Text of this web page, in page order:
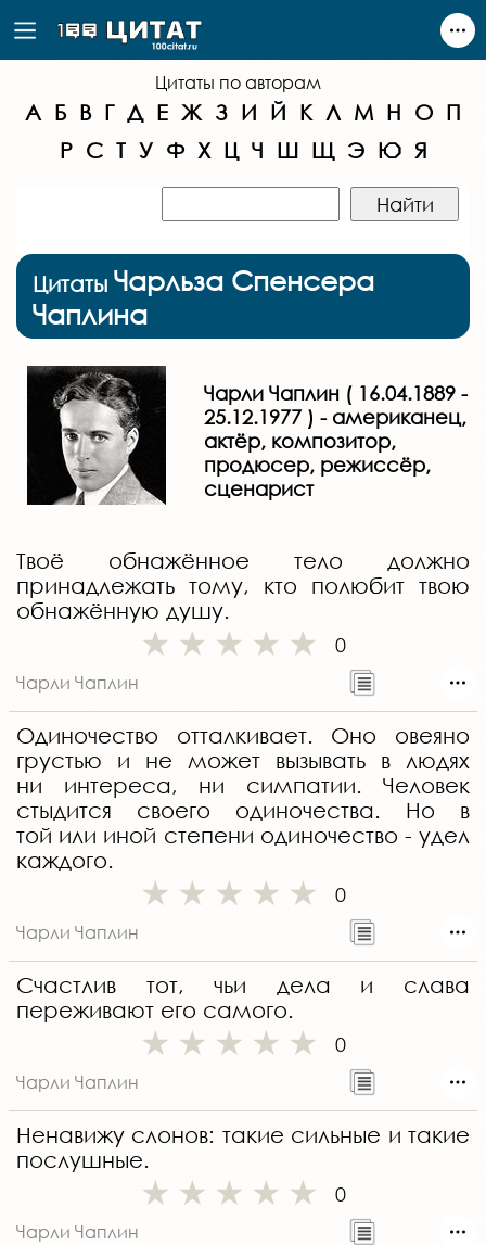
Цитаты по авторам
А Б В Г Д Е Ж З И Й К Л М Н О П
Р С Т У Ф Х Ц Ч Ш Щ Э Ю Я
Цитаты Чарльза Спенсера
Чаплина
Чарли Чаплин ( 16.04.1889 -
25.12.1977 ) - американец,
актёр, композитор,
продюсер, режиссёр,
сценарист
Твоё обнажённое тело должно
принадлежать тому, кто полюбит твою
обнажённую душу.
0
Чарли Чаплин
Одиночество отталкивает. Оно овеяно
грустью и не может вызывать в людях
ни интереса, ни симпатии. Человек
стыдится своего одиночества. Но в
той или иной степени одиночество - удел
каждого.
0
Чарли Чаплин
Счастлив тот, чьи дела и слава
переживают его самого.
0
Чарли Чаплин
Ненавижу слонов: такие сильные и такие
послушные.
0
Чарли Чаплин